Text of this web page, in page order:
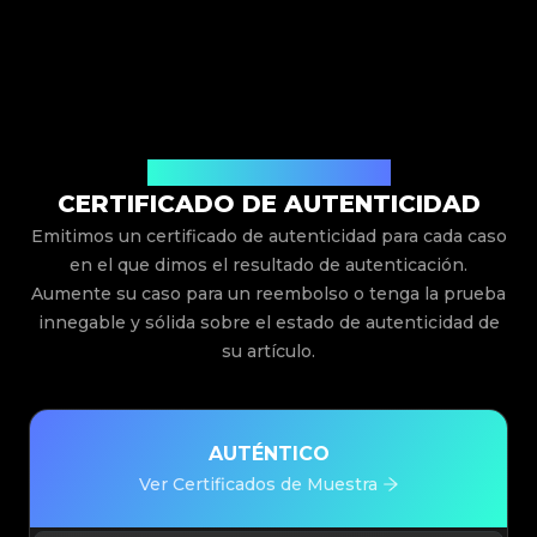
CERTIFICADO DE AUTENTICIDAD
Emitimos un certificado de autenticidad para cada caso
en el que dimos el resultado de autenticación.
Aumente su caso para un reembolso o tenga la prueba
innegable y sólida sobre el estado de autenticidad de
su artículo.
AUTÉNTICO
Ver Certificados de Muestra